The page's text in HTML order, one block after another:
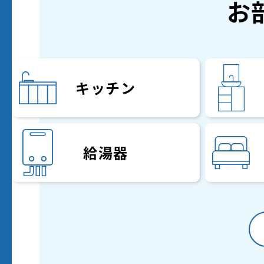
お
キッチン
給湯器